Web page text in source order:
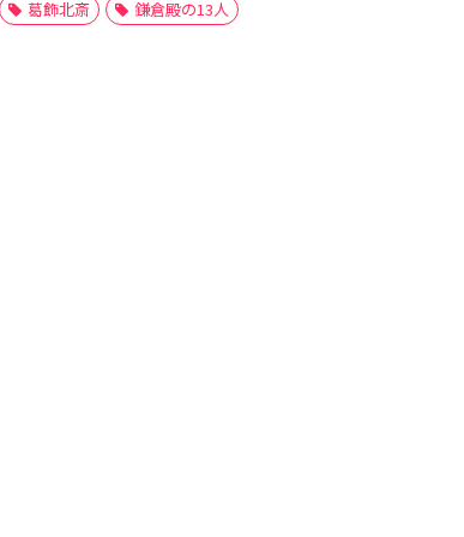
葛飾北斎 鎌倉殿の13人